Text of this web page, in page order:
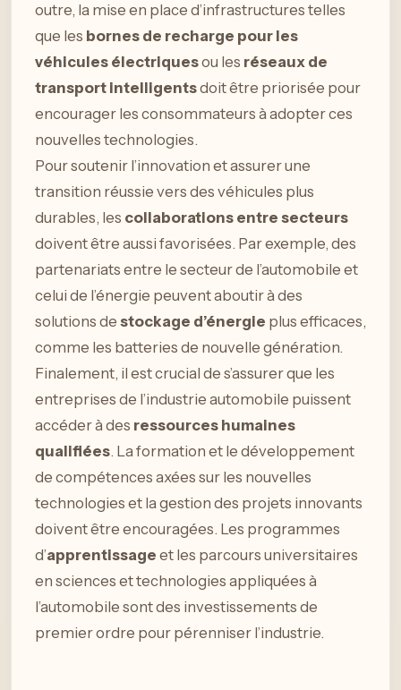
outre, la mise en place d’infrastructures telles
que les bornes de recharge pour les
véhicules électriquesou les réseaux de
transport intelligentsdoit être priorisée pour
encourager les consommateurs à adopter ces
nouvelles technologies.
Pour soutenir l’innovation et assurer une
transition réussie vers des véhicules plus
durables, les collaborations entre secteurs
doivent être aussi favorisées. Par exemple, des
partenariats entre le secteur de l’automobile et
celui de l’énergie peuvent aboutir à des
solutions de stockage d’énergie plus efficaces,
comme les batteries de nouvelle génération.
Finalement, il est crucial de s’assurer que les
entreprises de l’industrie automobile puissent
accéder à des ressources humaines
qualifiées. La formation et le développement
de compétences axées sur les nouvelles
technologies et la gestion des projets innovants
doivent être encouragées. Les programmes
d’apprentissage et les parcours universitaires
en sciences et technologies appliquées à
l’automobile sont des investissements de
premier ordre pour pérenniser l’industrie.